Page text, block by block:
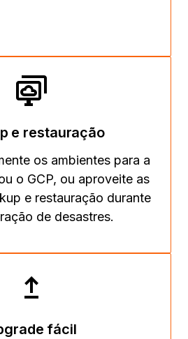
e restauração
os ambientes para a
o GCP, ou aproveite as
e restauração durante
de desastres.
fácil